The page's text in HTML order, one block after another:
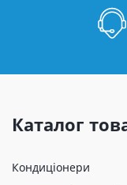
Каталог
Кондиціонери